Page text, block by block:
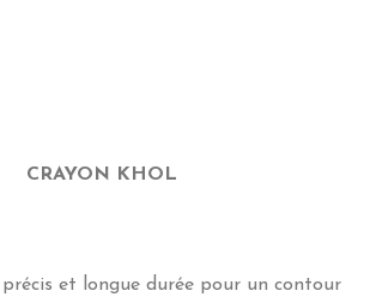
CRAYON KHOL
et longue durée pour un contour